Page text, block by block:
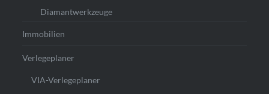
Diamantwerkzeuge
Immobilien
Verlegeplaner
VIA-Verlegeplaner